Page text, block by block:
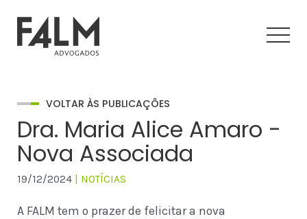
VOLTAR ÀS PUBLICAÇÕES
Dra. Maria Alice Amaro -
Nova Associada
19/12/2024 | NOTÍCIAS
A FALM tem o prazer de felicitar a nova